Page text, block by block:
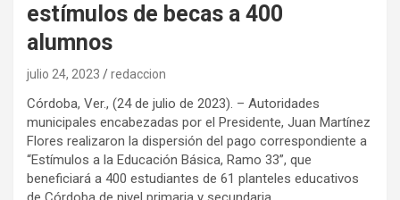
estímulos de becas a 400
alumnos
julio 24, 2023 redaccion
Córdoba, Ver., (24 de julio de 2023). – Autoridades
municipales encabezadas por el Presidente, Juan Martínez
Flores realizaron la dispersión del pago correspondiente a
“Estímulos a la Educación Básica, Ramo 33”, que
beneficiará a 400 estudiantes de 61 planteles educativos